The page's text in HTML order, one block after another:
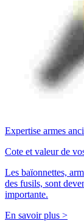
Expertise armes
Cote et valeur de
Les baïonnettes,
des fusils, sont
importante.
En savoir plus >